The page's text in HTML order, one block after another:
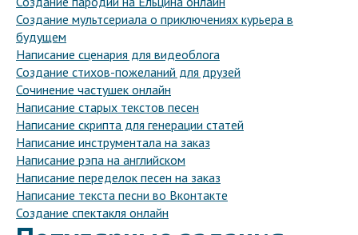
Создание мультсериала о приключениях курьера в
будущем
Написание сценария для видеоблога
Создание стихов-пожеланий для друзей
Сочинение частушек онлайн
Написание старых текстов песен
Написание скрипта для генерации статей
Написание инструментала на заказ
Написание рэпа на английском
Написание переделок песен на заказ
Написание текста песни во Вконтакте
Создание спектакля онлайн